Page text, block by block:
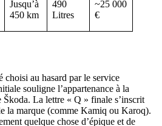
Jusqu’à
450 km
490
Litres
~25 000
€
choisi au hasard par le service
souligne l’appartenance à la
Škoda. La lettre « Q » finale s’inscrit
la marque (comme Kamiq ou Karoq).
quelque chose d’épique et de